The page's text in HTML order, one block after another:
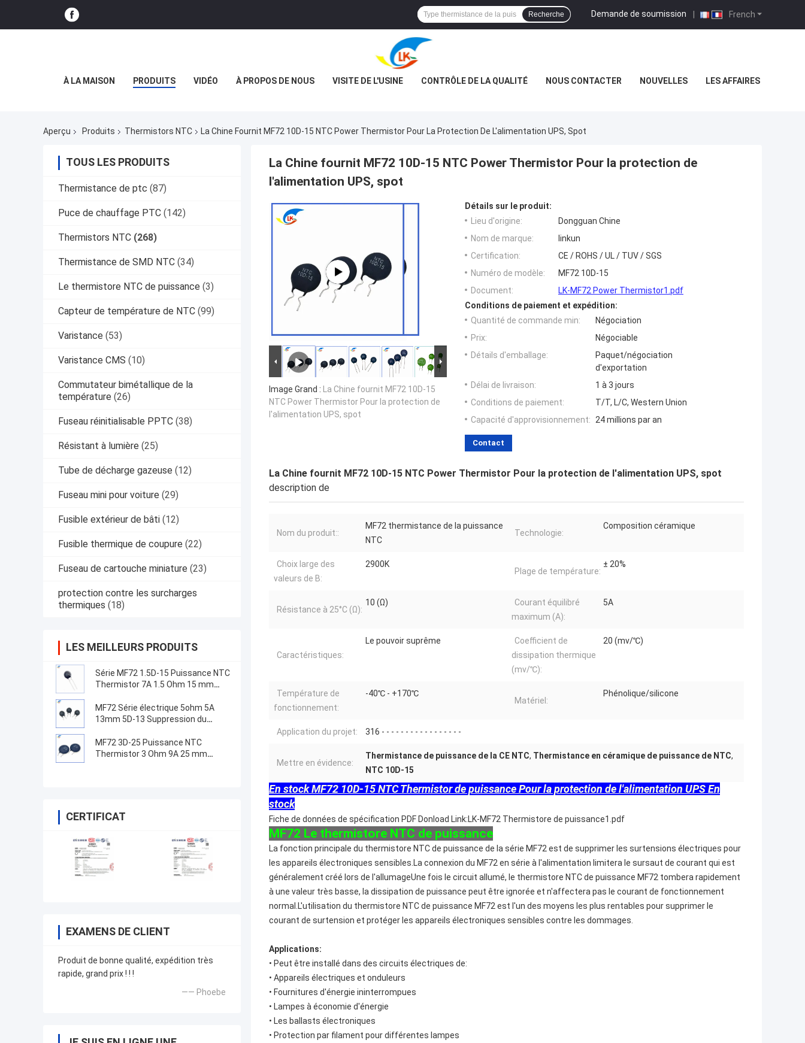
French
Demande de soumission |
Recherche
À LA MAISON PRODUITS VIDÉO À PROPOS DE NOUS VISITE DE L'USINE CONTRÔLE DE LA QUALITÉ NOUS CONTACTER NOUVELLES LES AFFAIRES
Aperçu Produits Thermistors NTC La Chine Fournit MF72 10D-15 NTC Power Thermistor Pour La Protection De L'alimentation UPS, Spot
TOUS LES PRODUITS
Thermistance de ptc (87)
Puce de chauffage PTC (142)
Thermistors NTC (268)
Thermistance de SMD NTC (34)
Le thermistore NTC de puissance (3)
Capteur de température de NTC (99)
Varistance (53)
Varistance CMS (10)
Commutateur bimétallique de la
température (26)
Fuseau réinitialisable PPTC (38)
Résistant à lumière (25)
Tube de décharge gazeuse (12)
Fuseau mini pour voiture (29)
Fusible extérieur de bâti (12)
Fusible thermique de coupure (22)
Fuseau de cartouche miniature (23)
protection contre les surcharges
thermiques (18)
LES MEILLEURS PRODUITS
Série MF72 1.5D-15 Puissance NTC
Thermistor 7A 1.5 Ohm 15 mm
l'alimentation électrique
MF72 Série électrique 5ohm 5A
13mm 5D-13 Suppression du
Thermistors pour équipement
d'alimentation
MF72 3D-25 Puissance NTC
Thermistor 3 Ohm 9A 25 mm
CERTIFICAT
EXAMENS DE CLIENT
Produit de bonne qualité, expédition très
rapide, grand prix ! ! !
—— Phoebe
La Chine fournit MF72 10D-15 NTC Power Thermistor Pour la protection de
l'alimentation UPS, spot
Image Grand : La Chine fournit MF72 10D-15
NTC Power Thermistor Pour la protection de
l'alimentation UPS, spot
Détails sur le produit:
Lieu d'origine:
Dongguan Chine
Nom de marque:
linkun
Certification:
CE / ROHS / UL / TUV / SGS
Numéro de modèle:
MF72 10D-15
Document:
LK-MF72 Power Thermistor1.pdf
Conditions de paiement et expédition:
Quantité de commande min:
Négociation
Prix:
Négociable
Détails d'emballage:
Paquet/négociation
d'exportation
Délai de livraison:
1 à 3 jours
Conditions de paiement:
T/T, L/C, Western Union
Capacité d'approvisionnement: 24 millions par an
Contact
La Chine fournit MF72 10D-15 NTC Power Thermistor Pour la protection de l'alimentation UPS, spot
description de
Nom du produit::
MF72 thermistance de la puissance
NTC
Technologie:
Composition céramique
Choix large des
valeurs de B:
2900K
Plage de température:
± 20%
Résistance à 25°C (Ω):
10 (Ω)
Courant équilibré
maximum (A):
5A
Caractéristiques:
Le pouvoir suprême
Coefficient de
dissipation thermique
(mv/℃):
20 (mv/℃)
Température de
fonctionnement:
-40℃ - +170℃
Matériel:
Phénolique/silicone
Application du projet: 316 - - - - - - - - - - - - - - - - -
Mettre en évidence:
Thermistance de puissance de la CE NTC, Thermistance en céramique de puissance de NTC,
NTC 10D-15
En stock MF72 10D-15 NTC Thermistor de puissance Pour la protection de l'alimentation UPS En
stock
Fiche de données de spécification PDF Donload Link:LK-MF72 Thermistore de puissance1.pdf
MF72 Le thermistore NTC de puissance
La fonction principale du thermistore NTC de puissance de la série MF72 est de supprimer les surtensions électriques pour
les appareils électroniques sensibles.La connexion du MF72 en série à l'alimentation limitera le sursaut de courant qui est
généralement créé lors de l'allumageUne fois le circuit allumé, le thermistore NTC de puissance MF72 tombera rapidement
à une valeur très basse, la dissipation de puissance peut être ignorée et n'affectera pas le courant de fonctionnement
normal.L'utilisation du thermistore NTC de puissance MF72 est l'un des moyens les plus rentables pour supprimer le
courant de surtension et protéger les appareils électroniques sensibles contre les dommages.
Applications:
• Peut être installé dans des circuits électriques de:
• Appareils électriques et onduleurs
• Fournitures d'énergie ininterrompues
• Lampes à économie d'énergie
• Les ballasts électroniques
• Protection par filament pour différentes lampes